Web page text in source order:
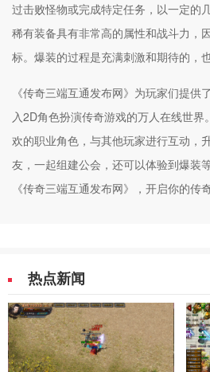
过击败怪物或完成特定任务，以一定的
稀有装备具有非常高的属性和战斗力，
标。爆装的过程是充满刺激和期待的，
《传奇三端互通发布网》为玩家们提供
入2D角色扮演传奇游戏的万人在线世
欢的职业角色，与其他玩家进行互动，
友，一起组建公会，还可以体验到爆装
《传奇三端互通发布网》，开启你的传
热点新闻